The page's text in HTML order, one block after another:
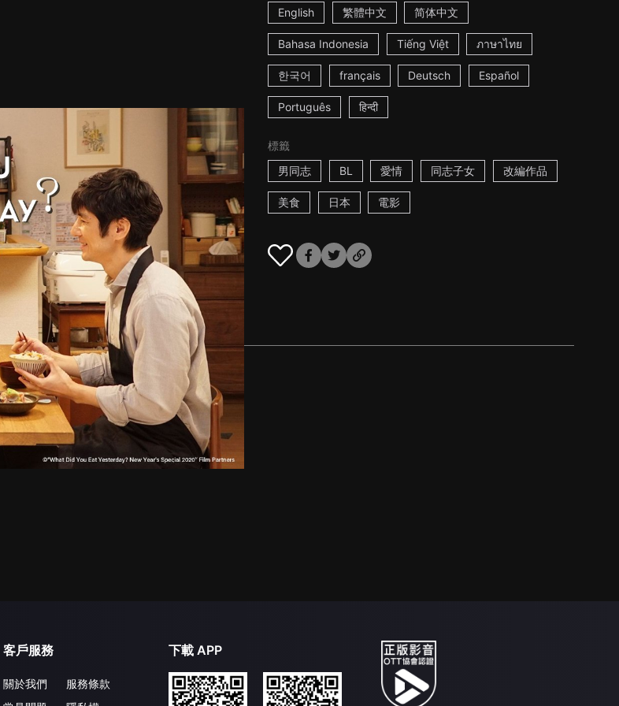
English 繁體中文 简体中文
Bahasa Indonesia Tiếng Việt ภาษาไทย
한국어 français Deutsch Español
Português हिन्दी
標籤
男同志
BL 愛情 同志子女 改編作品
美食 日本 電影
客戶服務
關於我們
服務條款
下載 APP